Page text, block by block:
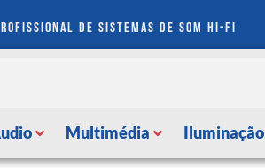
de sistemas de som hi-fi
Multimédia Iluminação